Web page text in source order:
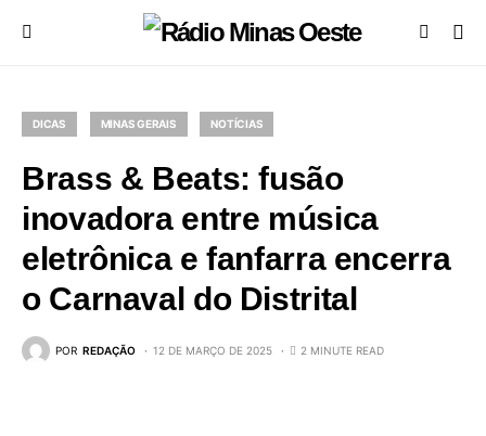
DICAS MINAS GERAIS NOTÍCIAS
Brass & Beats: fusão
inovadora entre música
eletrônica e fanfarra encerra
o Carnaval do Distrital
POR REDAÇÃO 12 DE MARÇO DE 2025 2 MINUTE READ